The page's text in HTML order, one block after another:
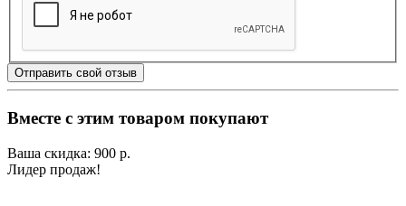
Отправить свой отзыв
Вместе с этим товаром покупают
Ваша скидка: 900 р.
Лидер продаж!